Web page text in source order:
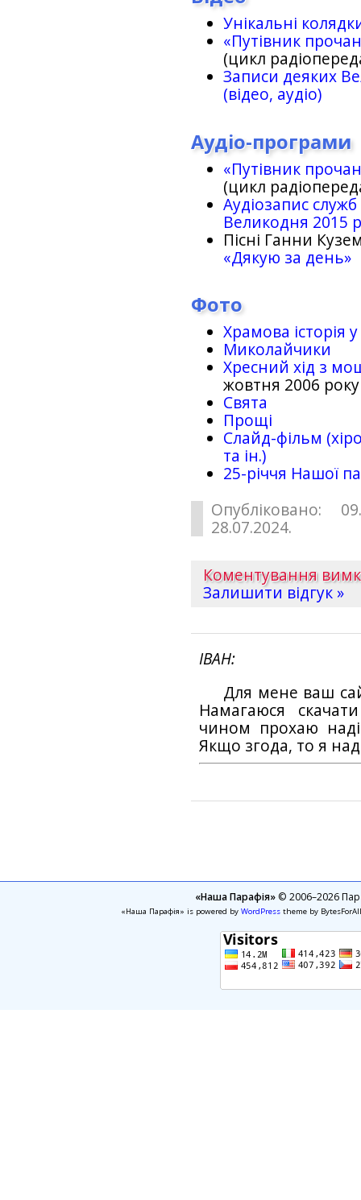
Унікальні
«Путівник
(цикл
Записи деяких
(відео, аудіо)
Аудіо-програми
«Путівник
(цикл
Аудіозапис
Великодня 2015
Пісні Ганни
«Дякую за день»
Фото
Храмова історія
Миколайчики
Хресний хід з
жовтня 2006 року
Свята
Прощі
Слайд-фільм
та ін.)
25-рiччя Нашої
Опубліковано:
28.07.2024.
Коментування
Залишити відгук »
ІВАН
Для мене ваш
Намагаюся
чином прохаю
Якщо згода, то я
«Наша Парафія»© 2006–2026
«Наша Парафія» is powered by WordPresstheme by